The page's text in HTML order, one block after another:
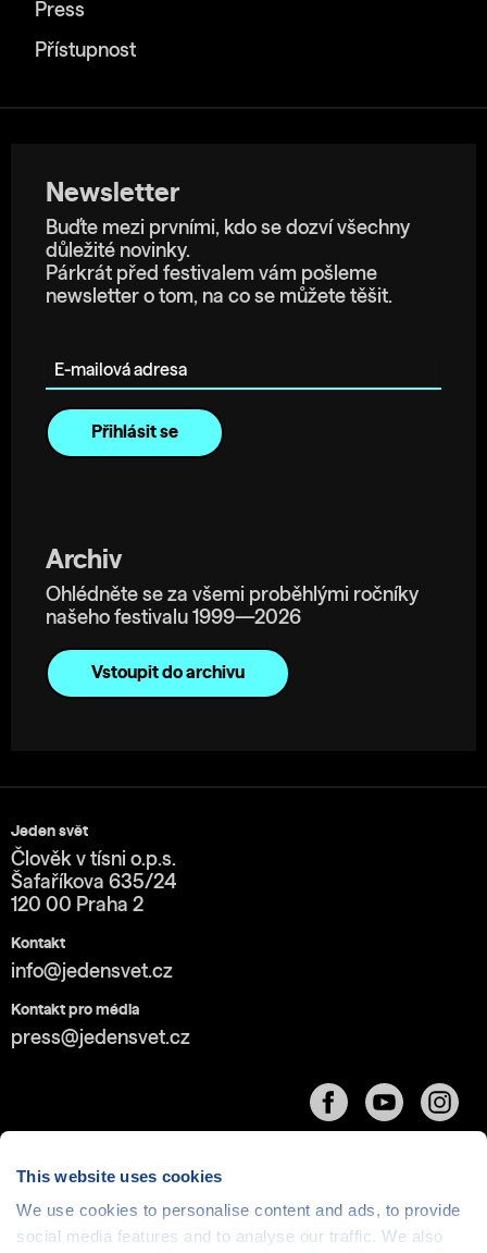
This website uses cookies
We use cookies to personalise content and ads, to provide
social media features and to analyse our traffic. We also
Press
Přístupnost
Newsletter
Buďte mezi prvními, kdo se dozví všechny
důležité novinky.
Párkrát před festivalem vám pošleme
newsletter o tom, na co se můžete těšit.
Archiv
Ohlédněte se za všemi proběhlými ročníky
našeho festivalu 1999—2026
Vstoupit do archivu
Jeden svět
Člověk v tísni o.p.s.
Šafaříkova 635/24
120 00 Praha 2
Kontakt
info@jedensvet.cz
Kontakt pro média
press@jedensvet.cz
Cookies| © 1999-2026 Člověk v tísni o.p.s., web běží